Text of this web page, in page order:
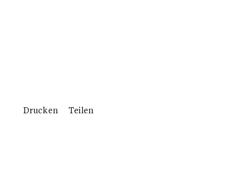
Drucken Teilen